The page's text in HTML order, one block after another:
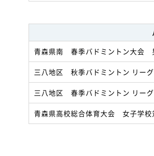
青森県南 春季バドミントン大会
三八地区 秋季バドミントン リー
三八地区 春季バドミントン リー
青森県高校総合体育大会 女子学校